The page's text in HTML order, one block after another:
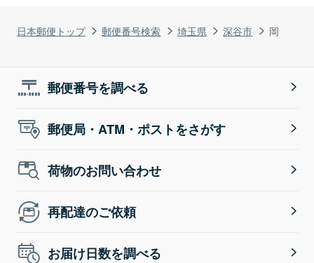
日本郵便トップ 郵便番号検索 埼玉県 深谷市 岡
郵便番号を調べる
郵便局・ATM・ポストをさがす
荷物のお問い合わせ
再配達のご依頼
お届け日数を調べる